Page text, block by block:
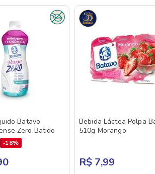
Batavo é para quem acredita que
em versões nutritivas
Batavo
Zero Batido
18%
Bebida Láctea Polpa
510g Morango
R$ 7,99